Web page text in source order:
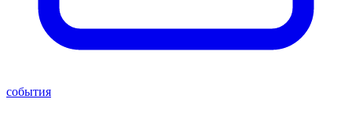
события